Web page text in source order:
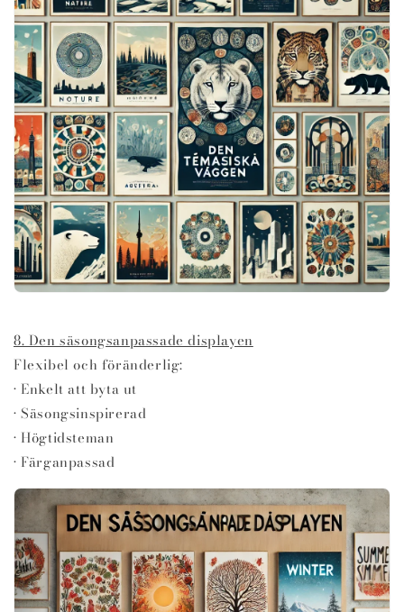
8. Den säsongsanpassade displayen
Flexibel och föränderlig:
• Enkelt att byta ut
• Säsongsinspirerad
• Högtidsteman
• Färganpassad